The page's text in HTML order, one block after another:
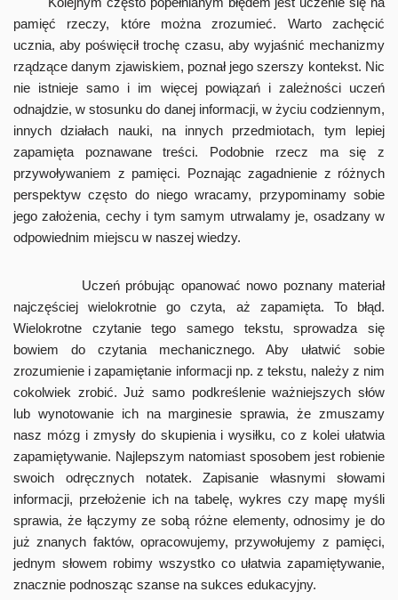
pamięć rzeczy, które można zrozumieć. Warto zachęcić
ucznia, aby poświęcił trochę czasu, aby wyjaśnić mechanizmy
rządzące danym zjawiskiem, poznał jego szerszy kontekst. Nic
nie istnieje samo i im więcej powiązań i zależności uczeń
odnajdzie, w stosunku do danej informacji, w życiu codziennym,
innych działach nauki, na innych przedmiotach, tym lepiej
zapamięta poznawane treści. Podobnie rzecz ma się z
przywoływaniem z pamięci. Poznając zagadnienie z różnych
perspektyw często do niego wracamy, przypominamy sobie
jego założenia, cechy i tym samym utrwalamy je, osadzany w
odpowiednim miejscu w naszej wiedzy.
Uczeń próbując opanować nowo poznany materiał
najczęściej wielokrotnie go czyta, aż zapamięta. To błąd.
Wielokrotne czytanie tego samego tekstu, sprowadza się
bowiem do czytania mechanicznego. Aby ułatwić sobie
zrozumienie i zapamiętanie informacji np. z tekstu, należy z nim
cokolwiek zrobić. Już samo podkreślenie ważniejszych słów
lub wynotowanie ich na marginesie sprawia, że zmuszamy
nasz mózg i zmysły do skupienia i wysiłku, co z kolei ułatwia
zapamiętywanie. Najlepszym natomiast sposobem jest robienie
swoich odręcznych notatek. Zapisanie własnymi słowami
informacji, przełożenie ich na tabelę, wykres czy mapę myśli
sprawia, że łączymy ze sobą różne elementy, odnosimy je do
już znanych faktów, opracowujemy, przywołujemy z pamięci,
jednym słowem robimy wszystko co ułatwia zapamiętywanie,
znacznie podnosząc szanse na sukces edukacyjny.